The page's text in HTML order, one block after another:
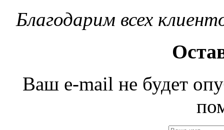
Благодарим всех
Ваш e-mail не будет